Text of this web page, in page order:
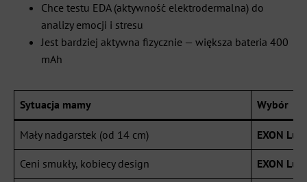
Chce testu EDA (aktywność elektrodermalna) do
analizy emocji i stresu
Jest bardziej aktywna fizycznie — większa bateria 400
mAh
Sytuacja mamy Wybór
Mały nadgarstek (od 14 cm) EXON
Ceni smukły, kobiecy design EXON